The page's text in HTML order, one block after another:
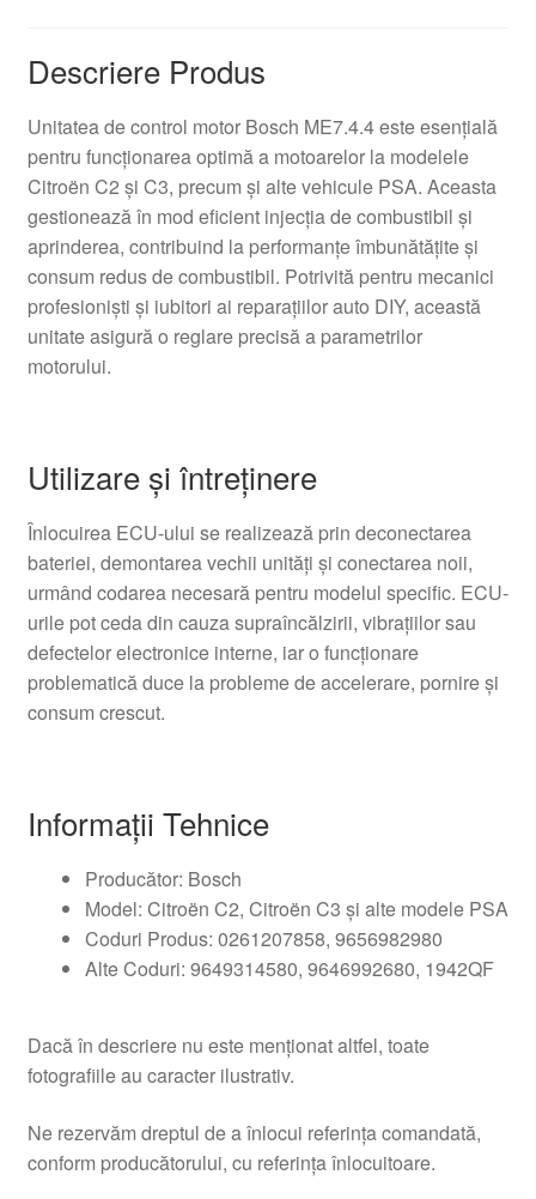
Descriere Produs
Unitatea de control motor Bosch ME7.4.4 este esențială
pentru funcționarea optimă a motoarelor la modelele
Citroën C2 și C3, precum și alte vehicule PSA. Aceasta
gestionează în mod eficient injecția de combustibil și
aprinderea, contribuind la performanțe îmbunătățite și
consum redus de combustibil. Potrivită pentru mecanici
profesioniști și iubitori ai reparațiilor auto DIY, această
unitate asigură o reglare precisă a parametrilor
motorului.
Utilizare și întreținere
Înlocuirea ECU-ului se realizează prin deconectarea
bateriei, demontarea vechii unități și conectarea noii,
urmând codarea necesară pentru modelul specific. ECU-
urile pot ceda din cauza supraîncălzirii, vibrațiilor sau
defectelor electronice interne, iar o funcționare
problematică duce la probleme de accelerare, pornire și
consum crescut.
Informații Tehnice
Producător: Bosch
Model: Citroën C2, Citroën C3 și alte modele PSA
Coduri Produs: 0261207858, 9656982980
Alte Coduri: 9649314580, 9646992680, 1942QF
Dacă în descriere nu este menționat altfel, toate
fotografiile au caracter ilustrativ.
Ne rezervăm dreptul de a înlocui referința comandată,
conform producătorului, cu referința înlocuitoare.